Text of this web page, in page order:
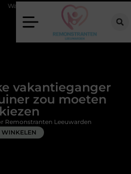
betekent voor de toekomst van online
vakantieganger
zou moeten
kiezen
WINKELEN
Remonstranten Leeuwarden